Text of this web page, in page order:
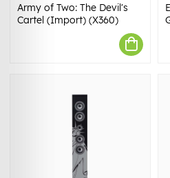
Army of Two: The Devil's
Cartel (Import) (X360)